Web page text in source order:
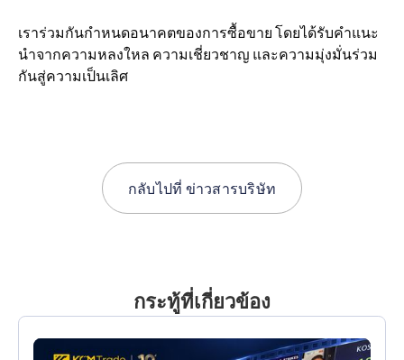
เราร่วมกันกําหนดอนาคตของการซื้อขาย โดยได้รับคําแนะ
นําจากความหลงใหล ความเชี่ยวชาญ และความมุ่งมั่นร่วม
กันสู่ความเป็นเลิศ
กลับไปที่ ข่าวสารบริษัท
กระทู้ที่เกี่ยวข้อง